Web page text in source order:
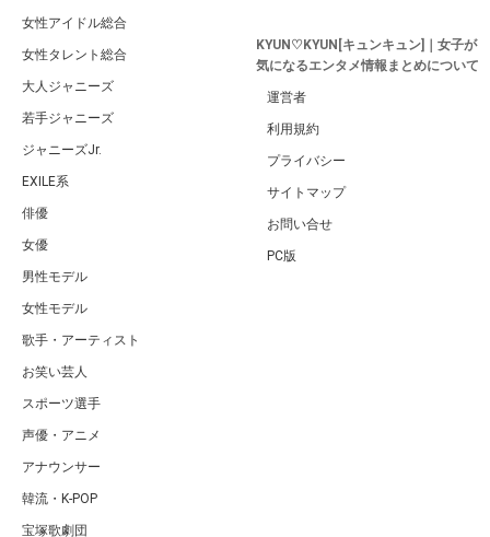
女性アイドル総合
女性タレント総合
大人ジャニーズ
若手ジャニーズ
ジャニーズJr.
EXILE系
俳優
女優
男性モデル
女性モデル
歌手・アーティスト
お笑い芸人
スポーツ選手
声優・アニメ
アナウンサー
韓流・K-POP
宝塚歌劇団
KYUN♡KYUN[キュンキュン]｜女子が
気になるエンタメ情報まとめについて
運営者
利用規約
プライバシー
サイトマップ
お問い合せ
PC版